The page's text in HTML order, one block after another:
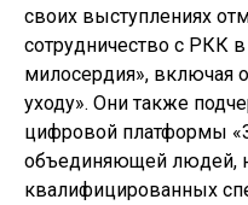
своих выступлениях
сотрудничество с РКК
милосердия», включая
уходу». Они также
цифровой платформы
объединяющей людей,
квалифицированных